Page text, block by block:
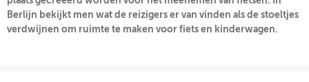
ADRESSENBOEK
OVER FIETSBERAAD
Berlijn bekijkt men wat de reizigers er van vinden als de stoeltjes
verdwijnen om ruimte te maken voor fiets en kinderwagen.